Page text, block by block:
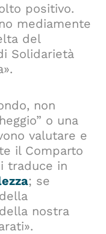
positivo.
mediamente
del
Solidarietà
non
o una
valutare e
il Comparto
traduce in
; se
nostra